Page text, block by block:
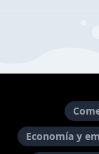
Economía y